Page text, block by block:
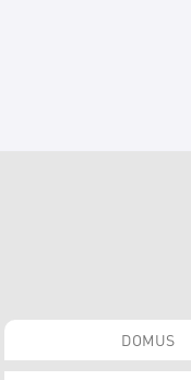
DOMUS